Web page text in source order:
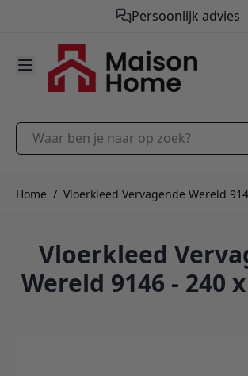
Gratis verzending vanaf
9.9/10
Ga naar de inhoud
Waar ben je naar op zoek?
Home / Vloerkleed Vervagende Wereld
Vloerkleed
Wereld 9146 - 240